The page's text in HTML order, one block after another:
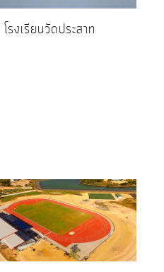
โรงเรียนวัดประสาท